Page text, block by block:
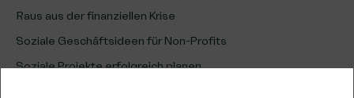
Raus aus der finanziellen Krise
Soziale Geschäftsideen für Non-Profits
Soziale Projekte erfolgreich planen